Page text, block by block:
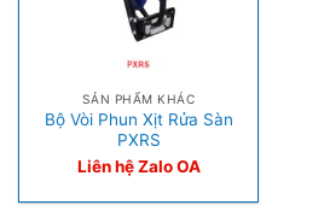
SẢN PHẨM KHÁC
Bộ Vòi Phun Xịt Rửa Sàn
PXRS
Liên hệ Zalo OA